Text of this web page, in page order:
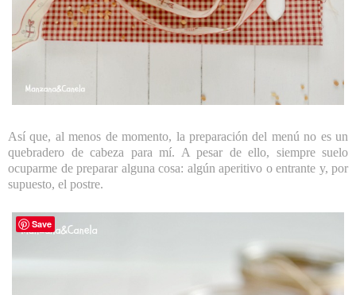
Así que, al menos de momento, la preparación del menú no es un
quebradero de cabeza para mí. A pesar de ello, siempre suelo
ocuparme de preparar alguna cosa: algún aperitivo o entrante y, por
supuesto, el postre.
Save